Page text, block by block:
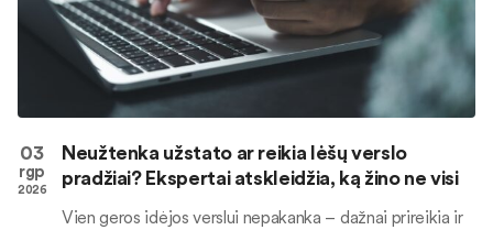
03
rgp
2026
Neužtenka užstato ar reikia lėšų verslo
pradžiai? Ekspertai atskleidžia, ką žino ne visi
Vien geros idėjos verslui nepakanka – dažnai prireikia ir